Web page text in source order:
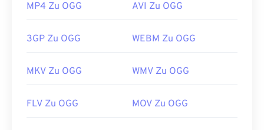
MP4 Zu OGG AVI Zu OGG
3GP Zu OGG WEBM Zu OGG
MKV Zu OGG WMV Zu OGG
FLV Zu OGG MOV Zu OGG